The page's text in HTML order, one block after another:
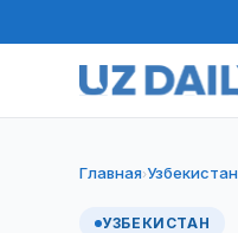
Главная›Узбекистан
УЗБЕКИСТАН